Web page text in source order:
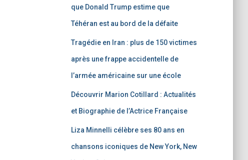
que Donald Trump estime que
Téhéran est au bord de la défaite
Tragédie en Iran : plus de 150 victimes
après une frappe accidentelle de
l’armée américaine sur une école
Découvrir Marion Cotillard : Actualités
et Biographie de l’Actrice Française
Liza Minnelli célèbre ses 80 ans en
chansons iconiques de New York, New